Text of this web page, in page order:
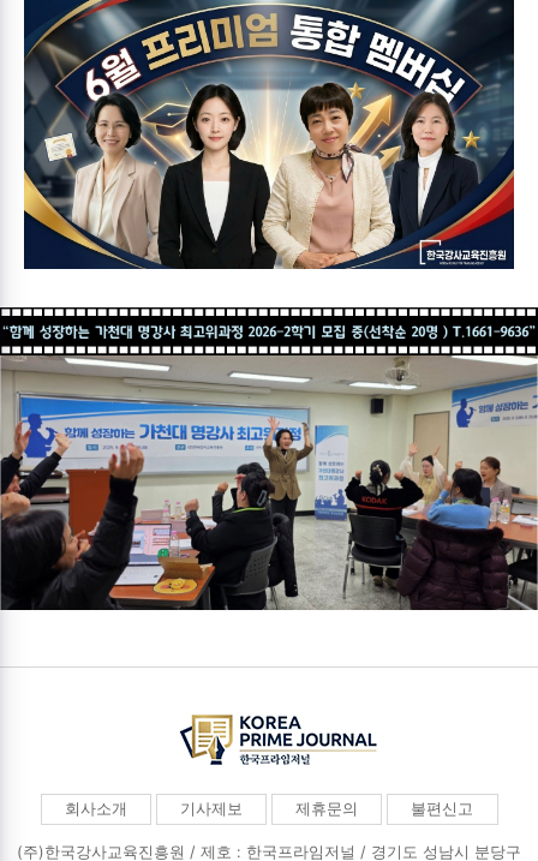
회사소개 기사제보 제휴문의 불편신고
(주)한국강사교육진흥원 / 제호 : 한국프라임저널 / 경기도 성남시 분당구